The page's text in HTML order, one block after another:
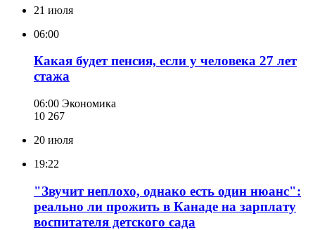
21 июля
06:00
Какая будет пенсия, если у человека 27 лет
стажа
06:00 Экономика
10 267
20 июля
19:22
"Звучит неплохо, однако есть один нюанс":
реально ли прожить в Канаде на зарплату
воспитателя детского сада